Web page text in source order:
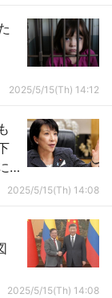
2025/5/15(Th) 14:12
2025/5/15(Th) 14:08
2025/5/15(Th) 14:08